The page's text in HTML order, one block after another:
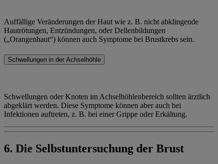
Auffällige Veränderungen der Haut wie z. B. nicht abklingende
Hautrötungen, Entzündungen, oder Dellenbildungen
(„Orangenhaut“) können auch Symptome bei Brustkrebs sein.
Schwellungen in der Achselhöhle
Schwellungen oder Knoten im Achselhöhlenbereich sollten ärztlich
abgeklärt werden. Diese Symptome können aber auch bei
Infektionen auftreten, z. B. bei einer Grippe oder Erkältung.
6. Die Selbstuntersuchung der Brust